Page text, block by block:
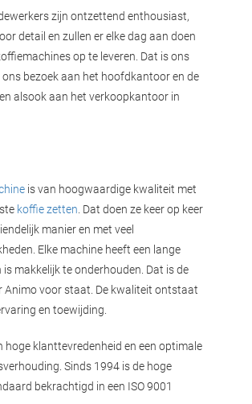
zijn ontzettend enthousiast,
detail en zullen er elke dag aan doen
op te leveren. Dat is ons
bezoek aan het hoofdkantoor en de
alsook aan het verkoopkantoor in
is van hoogwaardige kwaliteit met
koffie zetten . Dat doen ze keer op keer
manier en met veel
Elke machine heeft een lange
is makkelijk te onderhouden. Dat is de
Animo voor staat. De kwaliteit ontstaat
en toewijding.
hoge klanttevredenheid en een optimale
Sinds 1994 is de hoge
bekrachtigd in een ISO 9001